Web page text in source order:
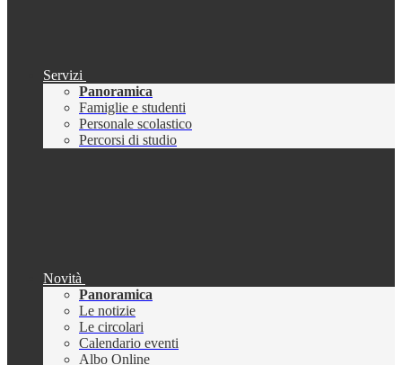
Servizi
Panoramica
Famiglie e studenti
Personale scolastico
Percorsi di studio
Novità
Panoramica
Le notizie
Le circolari
Calendario eventi
Albo Online